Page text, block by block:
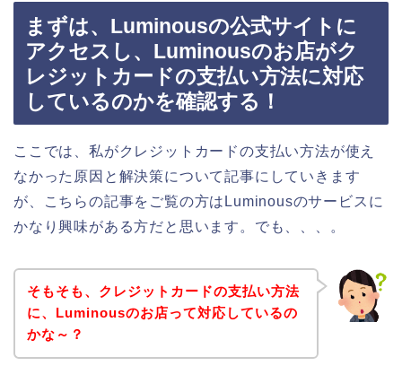
まずは、Luminousの公式サイトに
アクセスし、Luminousのお店がク
レジットカードの支払い方法に対応
しているのかを確認する！
ここでは、私がクレジットカードの支払い方法が使え
なかった原因と解決策について記事にしていきます
が、こちらの記事をご覧の方はLuminousのサービスに
かなり興味がある方だと思います。でも、、、。
そもそも、クレジットカードの支払い方法
に、Luminousのお店って対応しているの
かな～？